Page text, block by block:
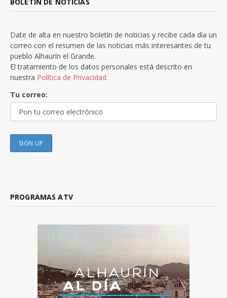
Date de alta en nuestro boletín de noticias y recibe cada día un
correo con el resumen de las noticias más interesantes de tu
pueblo Alhaurín el Grande.
El tratamiento de los datos personales está descrito en
nuestra Política de Privacidad.
Tu correo:
PROGRAMAS ATV